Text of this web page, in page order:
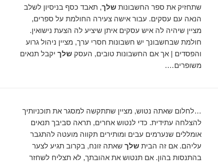
שתחזיק את ספר החשבונותשלך, תאבד כסף בניסיון לשלב
הנאה עם עסקים. עבור אישה צעירה החולמת על ספרים,
מציין שיהיה לה איש עסקים איתן שיציע לה הצעת נישואין.
חולמת שבחשבונך יש חשבונות חסרי ערך, מציין ניהול גרוע
והפסדים | אך אם החשבונות טובים, העסקשלך יקבל תנאים
משופרים….
…לחלום שאתה נטוש, מציין שתתקשה למסגר את תוכניותיך
להצלחה עתידית. כדי לנטוש אחרים, תראה סביבך תנאים
אומללים שנערמים עבים ומותירים תקווה מועטה להתגבר
עליהם. אם זה הביתשלך שאתה זונח, בקרוב תגיע לצער
בהתנסות בהון. אם תנטוש את אהובתך, לא תצליח לשחזר